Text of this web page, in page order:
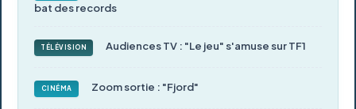
bat des records
TÉLÉVISION Audiences TV : "Le jeu" s'amuse sur TF1
CINÉMA Zoom sortie : "Fjord"